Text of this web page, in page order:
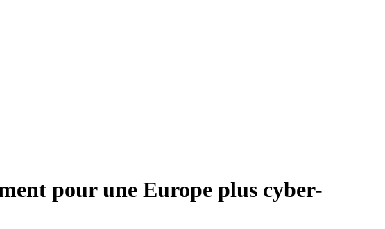
pour une Europe plus cyber-